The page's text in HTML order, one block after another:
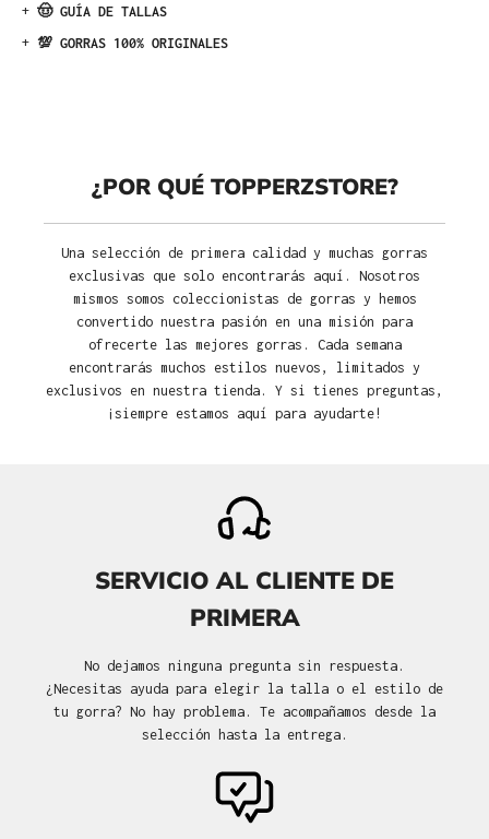
+ 🤠 GUÍA DE TALLAS
+ 💯 GORRAS 100% ORIGINALES
¿POR QUÉ TOPPERZSTORE?
Una selección de primera calidad y muchas gorras
exclusivas que solo encontrarás aquí. Nosotros
mismos somos coleccionistas de gorras y hemos
convertido nuestra pasión en una misión para
ofrecerte las mejores gorras. Cada semana
encontrarás muchos estilos nuevos, limitados y
exclusivos en nuestra tienda. Y si tienes preguntas,
¡siempre estamos aquí para ayudarte!
SERVICIO AL CLIENTE DE
PRIMERA
No dejamos ninguna pregunta sin respuesta.
¿Necesitas ayuda para elegir la talla o el estilo de
tu gorra? No hay problema. Te acompañamos desde la
selección hasta la entrega.